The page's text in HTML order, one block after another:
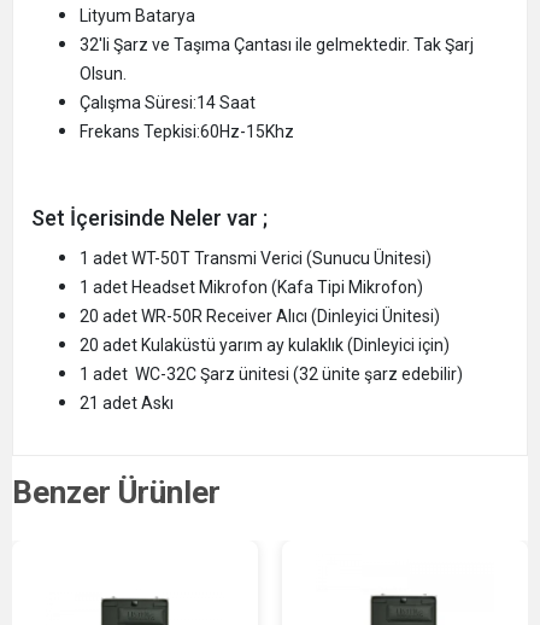
Lityum Batarya
32'li Şarz ve Taşıma Çantası ile gelmektedir. Tak Şarj
Olsun.
Çalışma Süresi:14 Saat
Frekans Tepkisi:60Hz-15Khz
Set İçerisinde Neler var ;
1 adet WT-50T Transmi Verici (Sunucu Ünitesi)
1 adet Headset Mikrofon (Kafa Tipi Mikrofon)
20 adet WR-50R Receiver Alıcı (Dinleyici Ünitesi)
20 adet Kulaküstü yarım ay kulaklık (Dinleyici için)
1 adet WC-32C Şarz ünitesi (32 ünite şarz edebilir)
21 adet Askı
Benzer Ürünler